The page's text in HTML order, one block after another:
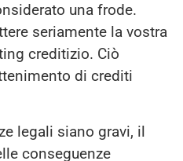
una frode.
seriamente la vostra
creditizio. Ciò
di crediti
legali siano gravi, il
conseguenze